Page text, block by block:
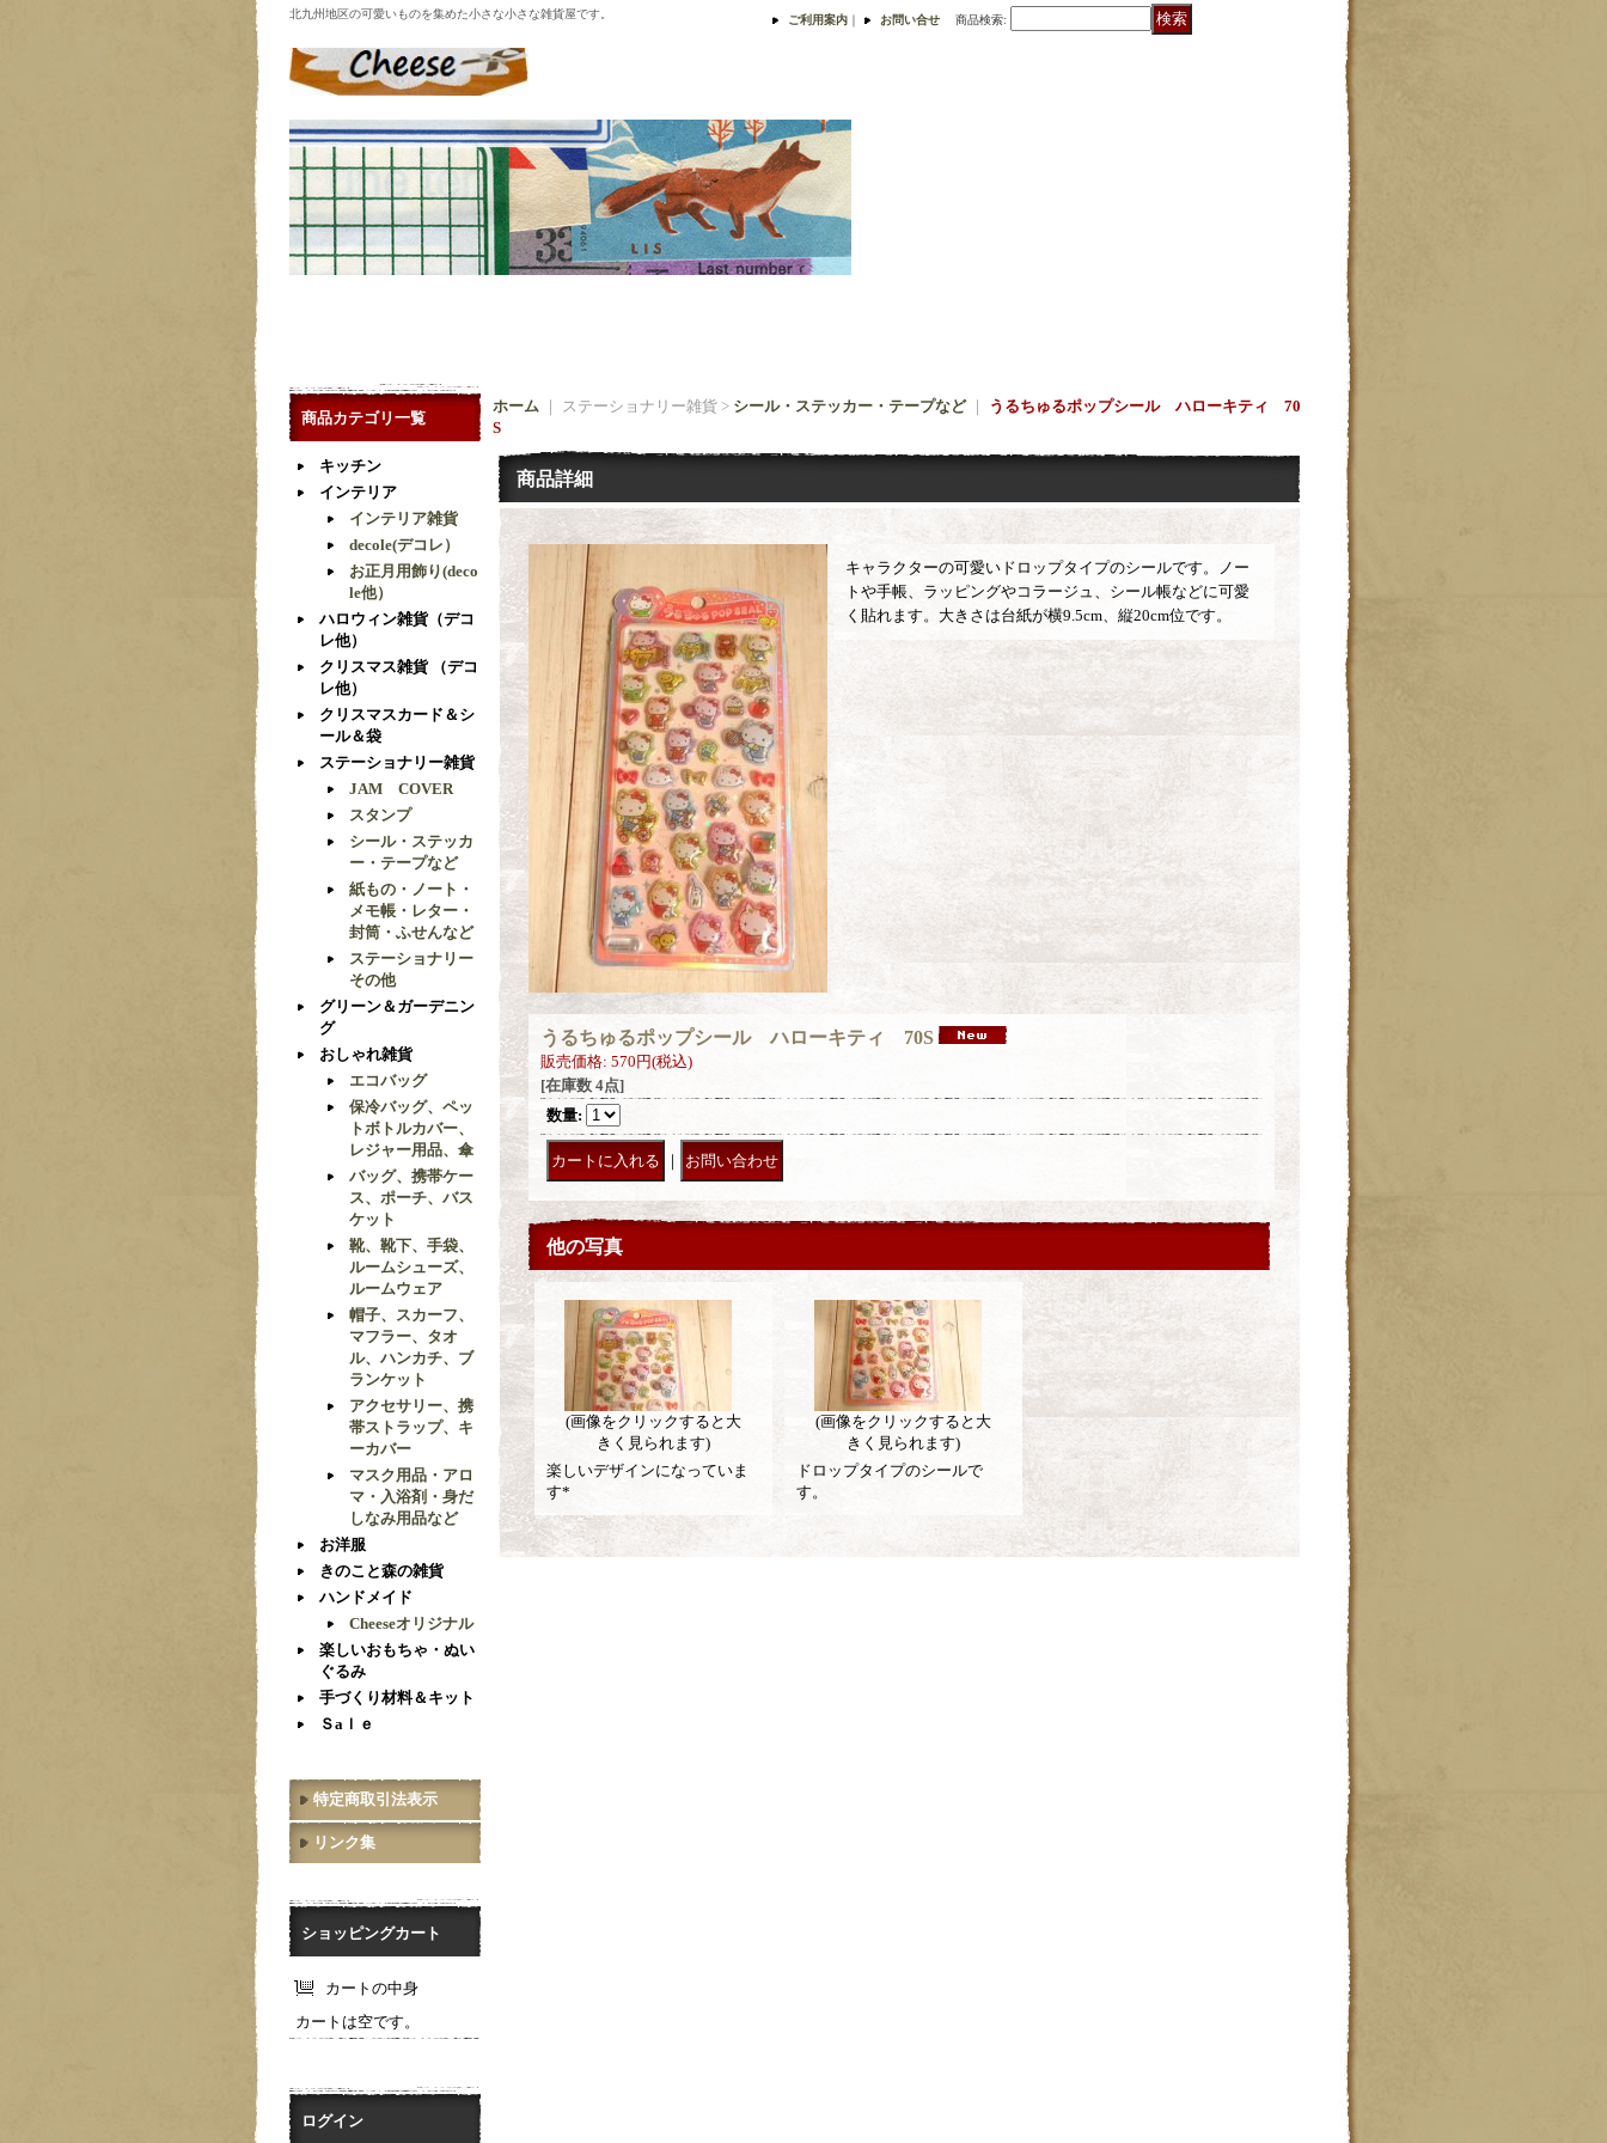
北九州地区の可愛いものを集めた小さな小さな雑貨屋です。 ご利用案内 ｜ お問い合せ 商品検索:
商品カテゴリ一覧
キッチン
インテリア
インテリア雑貨
decole(デコレ）
お正月用飾り(deco
le他）
ハロウィン雑貨（デコ
レ他）
クリスマス雑貨 （デコ
レ他）
クリスマスカード＆シ
ール＆袋
ステーショナリー雑貨
JAM COVER
スタンプ
シール・ステッカ
ー・テープなど
紙もの・ノート・
メモ帳・レター・
封筒・ふせんなど
ステーショナリー
その他
グリーン＆ガーデニン
グ
おしゃれ雑貨
エコバッグ
保冷バッグ、ペッ
トボトルカバー、
レジャー用品、傘
バッグ、携帯ケー
ス、ポーチ、バス
ケット
靴、靴下、手袋、
ルームシューズ、
ルームウェア
帽子、スカーフ、
マフラー、タオ
ル、ハンカチ、ブ
ランケット
アクセサリー、携
帯ストラップ、キ
ーカバー
マスク用品・アロ
マ・入浴剤・身だ
しなみ用品など
お洋服
きのこと森の雑貨
ハンドメイド
Cheeseオリジナル
楽しいおもちゃ・ぬい
ぐるみ
手づくり材料＆キット
Ｓaｌｅ
特定商取引法表示
リンク集
ショッピングカート
カートの中身
カートは空です。
ログイン
ホーム ｜ ステーショナリー雑貨 > シール・ステッカー・テープなど｜
うるちゅるポップシール ハローキティ 70
S
商品詳細
キャラクターの可愛いドロップタイプのシールです。ノー
トや手帳、ラッピングやコラージュ、シール帳などに可愛
く貼れます。大きさは台紙が横9.5cm、縦20cm位です。
うるちゅるポップシール ハローキティ 70S
販売価格: 570円(税込)
[在庫数 4点]
数量:
｜
他の写真
(画像をクリックすると大
きく見られます)
楽しいデザインになっていま
す*
(画像をクリックすると大
きく見られます)
ドロップタイプのシールで
す。